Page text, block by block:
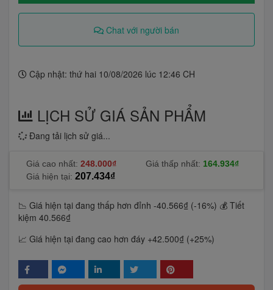
Chat với người bán
Cập nhật: thứ hai 10/08/2026 lúc 12:46 CH
LỊCH SỬ GIÁ SẢN PHẨM
Đang tải lịch sử giá...
Giá cao nhất: 248.000₫ Giá thấp nhất: 164.934₫
Giá hiện tại: 207.434₫
📉 Giá hiện tại đang thấp hơn đỉnh -40.566₫ (-16%) 💰 Tiết
kiệm 40.566₫
📈 Giá hiện tại đang cao hơn đáy +42.500₫ (+25%)